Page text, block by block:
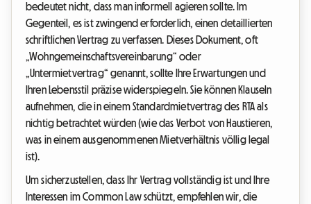
bedeutet nicht, dass man informell agieren sollte. Im
Gegenteil, es ist zwingend erforderlich, einen detaillierten
schriftlichen Vertrag zu verfassen. Dieses Dokument, oft
„Wohngemeinschaftsvereinbarung“ oder
„Untermietvertrag“ genannt, sollte Ihre Erwartungen und
Ihren Lebensstil präzise widerspiegeln. Sie können Klauseln
aufnehmen, die in einem Standardmietvertrag des RTA als
nichtig betrachtet würden (wie das Verbot von Haustieren,
was in einem ausgenommenen Mietverhältnis völlig legal
ist).
Um sicherzustellen, dass Ihr Vertrag vollständig ist und Ihre
Interessen im Common Law schützt, empfehlen wir, die